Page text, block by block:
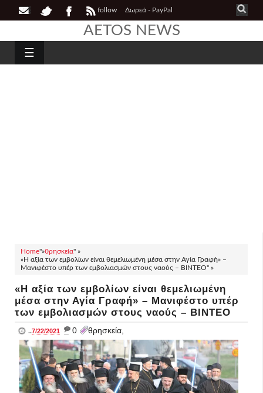
follow Δωρεά - PayPal
AETOS NEWS
☰
Home"»θρησκεία" »
«Η αξία των εμβολίων είναι θεμελιωμένη μέσα στην Αγία Γραφή» –
Μανιφέστο υπέρ των εμβολιασμών στους ναούς – ΒΙΝΤΕΟ" »
«Η αξία των εμβολίων είναι θεμελιωμένη
μέσα στην Αγία Γραφή» – Μανιφέστο υπέρ
των εμβολιασμών στους ναούς – ΒΙΝΤΕΟ
..7/22/2021 _ 0 θρησκεία,